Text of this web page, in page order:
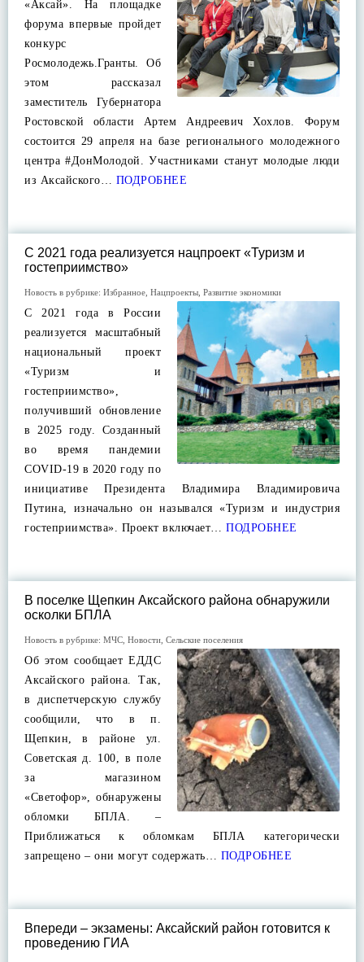
«Аксай». На площадке
форума впервые пройдет
конкурс
Росмолодежь.Гранты. Об
этом рассказал
заместитель Губернатора
Ростовской области Артем Андреевич Хохлов. Форум
состоится 29 апреля на базе регионального молодежного
центра #ДонМолодой. Участниками станут молодые люди
из Аксайского… ПОДРОБНЕЕ
С 2021 года реализуется нацпроект «Туризм и
гостеприимство»
Новость в рубрике: Избранное Нацпроекты Развитие экономики
С 2021 года в России
реализуется масштабный
национальный проект
«Туризм и
гостеприимство»,
получивший обновление
в 2025 году. Созданный
во время пандемии
COVID-19 в 2020 году по
инициативе Президента Владимира Владимировича
Путина, изначально он назывался «Туризм и индустрия
гостеприимства». Проект включает… ПОДРОБНЕЕ
В поселке Щепкин Аксайского района обнаружили
осколки БПЛА
Новость в рубрике: МЧС Новости Сельские поселения
Об этом сообщает ЕДДС
Аксайского района. Так,
в диспетчерскую службу
сообщили, что в п.
Щепкин, в районе ул.
Советская д. 100, в поле
за магазином
«Светофор», обнаружены
обломки БПЛА. –
Приближаться к обломкам БПЛА категорически
запрещено – они могут содержать… ПОДРОБНЕЕ
Впереди – экзамены: Аксайский район готовится к
проведению ГИА